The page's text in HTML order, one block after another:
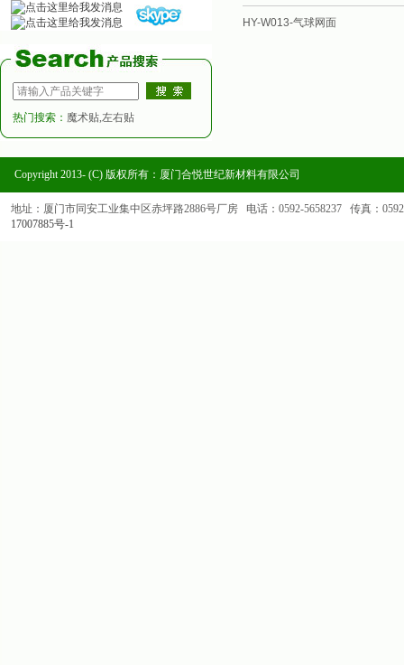
热门搜索： 魔术贴,左右贴
HY-W013-气球网面
Copyright 2013- (C) 版权所有：厦门合悦世纪新材料有限公司
地址：厦门市同安工业集中区赤坪路2886号厂房 电话：0592-5658237 传真：
17007885号-1